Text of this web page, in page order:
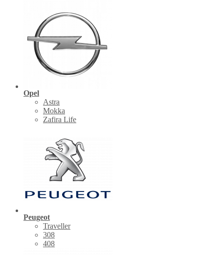
Opel
Astra
Mokka
Zafira Life
Peugeot
Traveller
308
408